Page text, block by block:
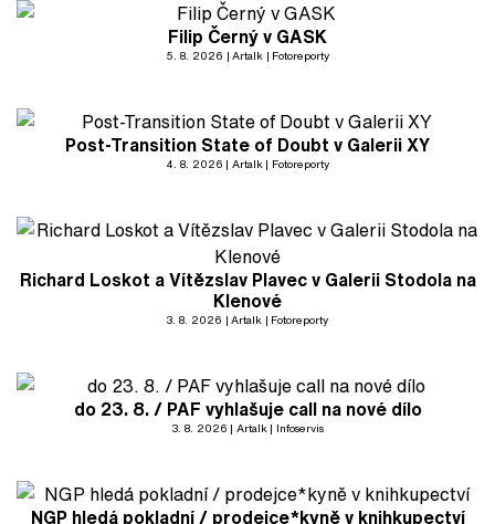
Filip Černý v GASK
5. 8. 2026 Artalk Fotoreporty
Post-Transition State of Doubt v Galerii XY
4. 8. 2026 Artalk Fotoreporty
Richard Loskot a Vítězslav Plavec v Galerii Stodola na
Klenové
3. 8. 2026 Artalk Fotoreporty
do 23. 8. / PAF vyhlašuje call na nové dílo
3. 8. 2026 Artalk Infoservis
NGP hledá pokladní / prodejce*kyně v knihkupectví